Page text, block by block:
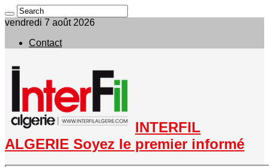
vendredi 7 août 2026
Contact
INTERFIL
ALGERIE Soyez le premier informé